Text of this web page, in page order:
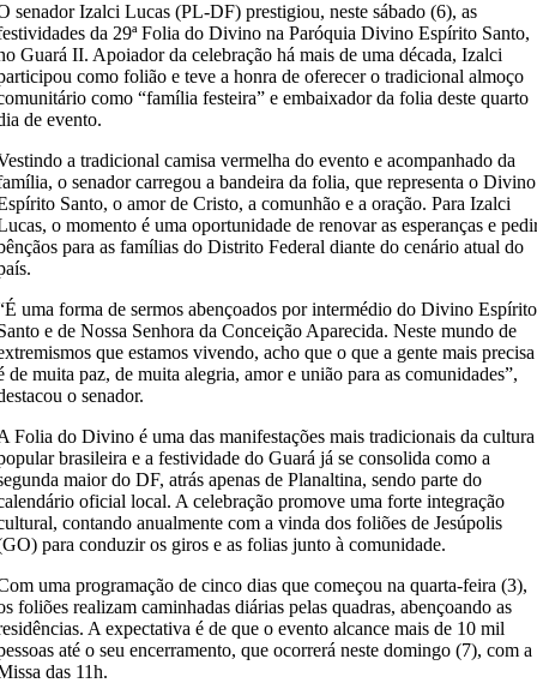
senador Izalci Lucas (PL-DF) prestigiou, neste sábado (6), as
da 29ª Folia do Divino na Paróquia Divino Espírito Santo,
Guará II. Apoiador da celebração há mais de uma década, Izalci
como folião e teve a honra de oferecer o tradicional almoço
como “família festeira” e embaixador da folia deste quarto
de evento.
a tradicional camisa vermelha do evento e acompanhado da
o senador carregou a bandeira da folia, que representa o Divino
Santo, o amor de Cristo, a comunhão e a oração. Para Izalci
o momento é uma oportunidade de renovar as esperanças e
para as famílias do Distrito Federal diante do cenário atual do
uma forma de sermos abençoados por intermédio do Divino Espírito
e de Nossa Senhora da Conceição Aparecida. Neste mundo de
que estamos vivendo, acho que o que a gente mais precisa
de muita paz, de muita alegria, amor e união para as comunidades”,
o senador.
Folia do Divino é uma das manifestações mais tradicionais da cultura
brasileira e a festividade do Guará já se consolida como a
maior do DF, atrás apenas de Planaltina, sendo parte do
oficial local. A celebração promove uma forte integração
contando anualmente com a vinda dos foliões de Jesúpolis
para conduzir os giros e as folias junto à comunidade.
uma programação de cinco dias que começou na quarta-feira (3),
foliões realizam caminhadas diárias pelas quadras, abençoando as
A expectativa é de que o evento alcance mais de 10 mil
até o seu encerramento, que ocorrerá neste domingo (7), com a
das 11h.